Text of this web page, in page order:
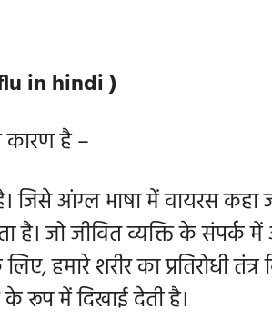
in hindi )
है –
जिसे आंग्ल भाषा में वायरस कहा
है। जो जीवित व्यक्ति के संपर्क
हमारे शरीर का प्रतिरोधी तंत्र
के रूप में दिखाई देती है।